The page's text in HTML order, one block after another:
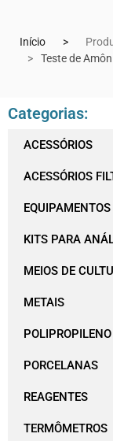
Início
Teste de
Categorias:
ACESSÓRIOS
ACESSÓRIOS
EQUIPAMENTOS
KITS PARA
MEIOS DE
METAIS
POLIPROPILENO
PORCELANAS
REAGENTES
TERMÔMETROS